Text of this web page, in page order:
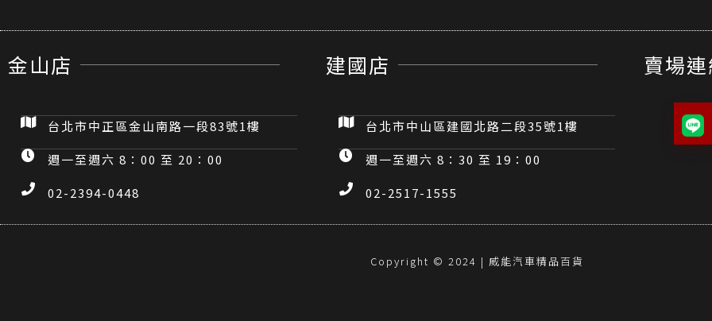
金山店
台北市中正區金山南路一段83號1樓
週一至週六 8：00 至 20：00
02-2394-0448
建國店
台北市中山區建國北路二段35號1樓
週一至週六 8：30 至 19：00
02-2517-1555
賣場
Copyright © 2024 | 威能汽車精品百貨